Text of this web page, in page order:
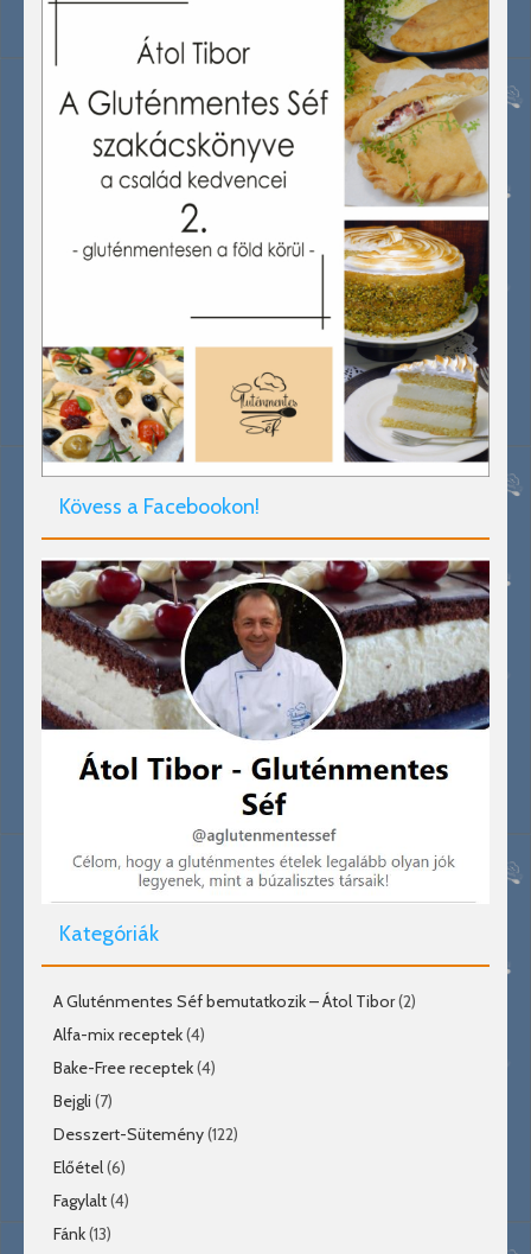
Kövess a Facebookon!
Kategóriák
A Gluténmentes Séf bemutatkozik – Átol Tibor(2)
Alfa-mix receptek(4)
Bake-Free receptek(4)
Bejgli (7)
Desszert-Sütemény(122)
Előétel(6)
Fagylalt(4)
Fánk(13)